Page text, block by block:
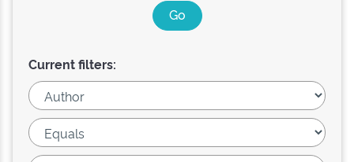
Current filters: